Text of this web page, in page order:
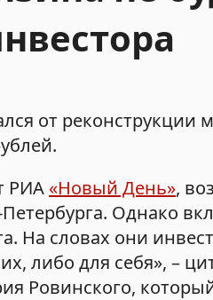
от реконструкции
РИА«Новый День»,
Однако
На словах они
либо для себя», –
Ровинского,